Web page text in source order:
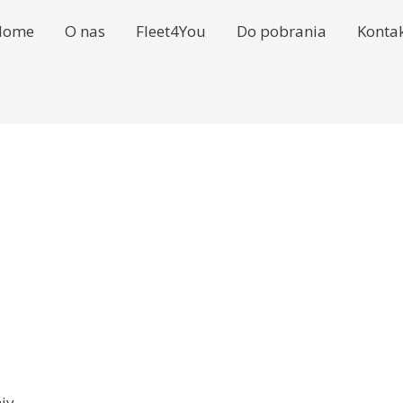
O nas Fleet4You Do pobrania